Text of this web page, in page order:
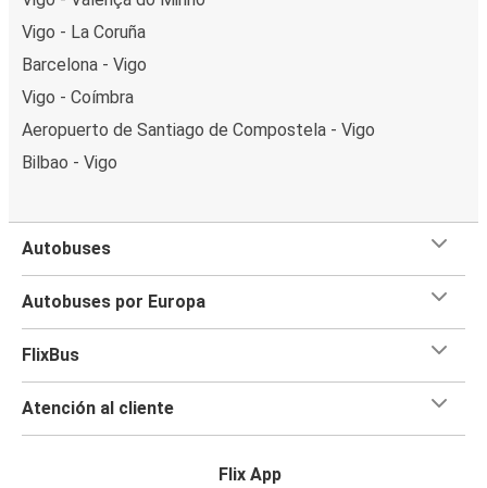
Vigo - La Coruña
Barcelona - Vigo
Vigo - Coímbra
Aeropuerto de Santiago de Compostela - Vigo
Bilbao - Vigo
Autobuses
Autobuses por Europa
FlixBus
Atención al cliente
Flix App